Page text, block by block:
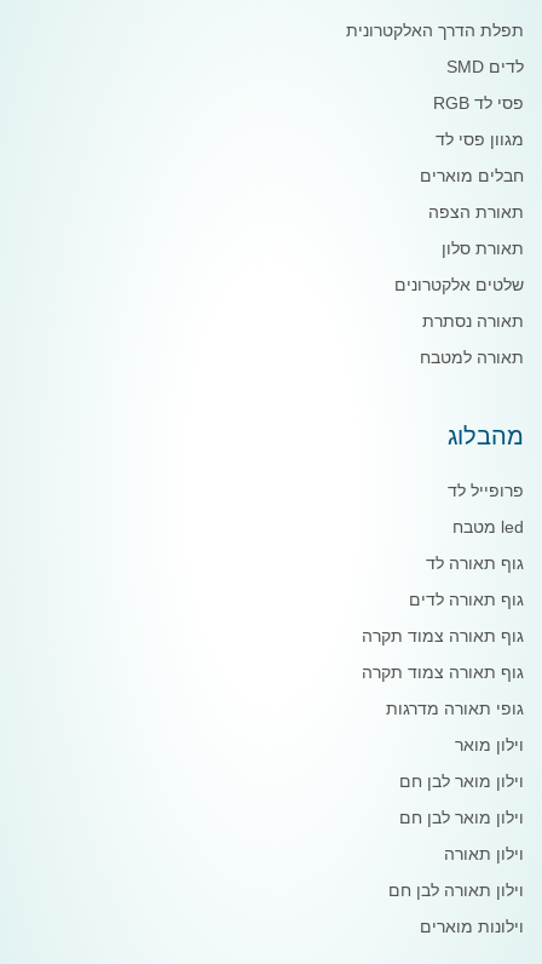
תפלת הדרך האלקטרונית
לדים SMD
פסי לד RGB
מגוון פסי לד
חבלים מוארים
תאורת הצפה
תאורת סלון
שלטים אלקטרונים
תאורה נסתרת
תאורה למטבח
מהבלוג
פרופייל לד
led מטבח
גוף תאורה לד
גוף תאורה לדים
גוף תאורה צמוד תקרה
גוף תאורה צמוד תקרה
גופי תאורה מדרגות
וילון מואר
וילון מואר לבן חם
וילון מואר לבן חם
וילון תאורה
וילון תאורה לבן חם
וילונות מוארים